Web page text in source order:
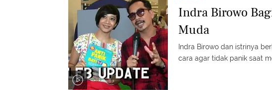
Indra Birowo
Muda
Indra Birowo dan istrinya
cara agar tidak panik saat